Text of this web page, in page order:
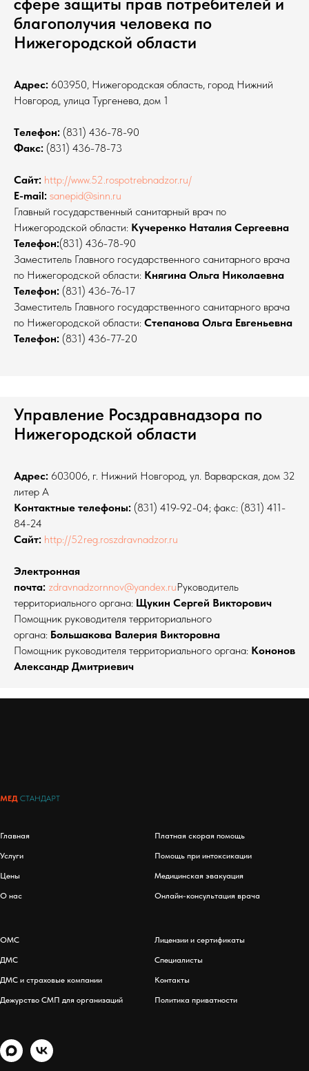
благополучия человека по
Нижегородской области
Адрес: 603950, Нижегородская область, город Нижний
Новгород, улица Тургенева, дом 1
Tелефон: (831) 436-78-90
Факс: (831) 436-78-73
Сайт: http://www.52.rospotrebnadzor.ru/
E-mail: sanepid@sinn.ru
Главный государственный санитарный врач по
Нижегородской области: Кучеренко Наталия Сергеевна
Телефон:(831) 436-78-90
Заместитель Главного государственного санитарного врача
по Нижегородской области: Княгина Ольга Николаевна
Телефон: (831) 436-76-17
Заместитель Главного государственного санитарного врача
по Нижегородской области: Степанова Ольга Евгеньевна
Телефон: (831) 436-77-20
Управление Росздравнадзора по
Нижегородской области
Адрес: 603006, г. Нижний Новгород, ул. Варварская, дом 32
литер А
Контактные телефоны: (831) 419-92-04; факс: (831) 411-
84-24
Сайт: http://52reg.roszdravnadzor.ru
Электронная
почта: zdravnadzornnov@yandex.ruРуководитель
территориального органа: Щукин Сергей Викторович
Помощник руководителя территориального
органа: Большакова Валерия Викторовна
Помощник руководителя территориального органа: Кононов
Александр Дмитриевич
МЕД СТАНДАРТ
Главная
Услуги
Цены
О нас
Платная скорая помощь
Помощь при интоксикации
Медицинская эвакуация
Онлайн-консультация врача
ОМС
ДМС
ДМС и страховые компании
Дежурство СМП для организаций
Лицензии и сертификаты
Специалисты
Контакты
Политика приватности